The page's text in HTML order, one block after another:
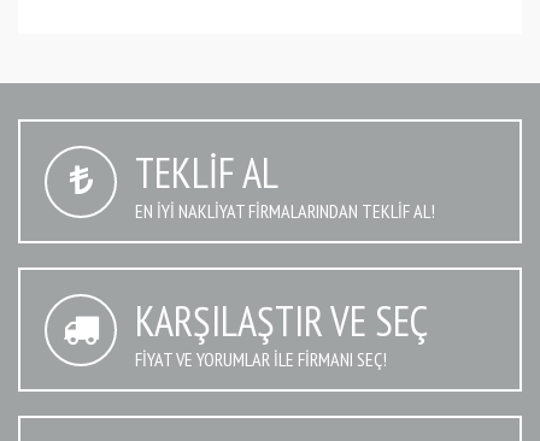
TEKLIF AL
EN IYI NAKLIYAT FIRMALARINDAN TEKLIF AL!
KARŞILAŞTIR VE SEÇ
FIYAT VE YORUMLAR İLE FIRMANI SEÇ!